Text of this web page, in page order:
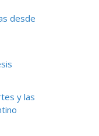
desde
y las